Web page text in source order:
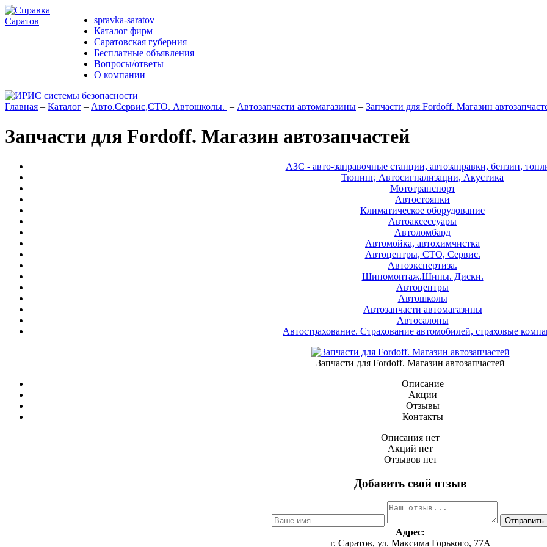
spravka-saratov
Каталог фирм
Саратовская губерния
Бесплатные объявления
Вопросы/ответы
О компании
Главная – Каталог – Авто.Сервис,СТО. Автошколы. – Автозапчасти автомагазины – Запчасти для Fordoff. Магазин
Запчасти для Fordoff. Магазин автозапчастей
АЗС - авто-заправочные станции, автозаправки, бензин,
Тюнинг, Автосигнализации, Акустика
Мототранспорт
Автостоянки
Климатическое оборудование
Автоаксессуары
Автоломбард
Автомойка, автохимчистка
Автоцентры, СТО, Сервис.
Автоэкспертиза.
Шиномонтаж.Шины. Диски.
Автоцентры
Автошколы
Автозапчасти автомагазины
Автосалоны
Автострахование. Страхование автомобилей, страховые
Запчасти для Fordoff. Магазин автозапчастей
Описание
Акции
Отзывы
Контакты
Описания нет
Акций нет
Отзывов нет
Добавить свой отзыв
Адрес:
г. Саратов, ул. Максима Горького, 77А